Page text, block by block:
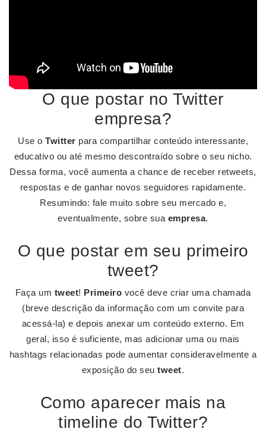
O que postar no Twitter
empresa?
Use o Twitter para compartilhar conteúdo interessante,
educativo ou até mesmo descontraído sobre o seu nicho.
Dessa forma, você aumenta a chance de receber retweets,
respostas e de ganhar novos seguidores rapidamente.
Resumindo: fale muito sobre seu mercado e,
eventualmente, sobre sua empresa.
O que postar em seu primeiro
tweet?
Faça um tweet! Primeiro você deve criar uma chamada
(breve descrição da informação com um convite para
acessá-la) e depois anexar um conteúdo externo. Em
geral, isso é suficiente, mas adicionar uma ou mais
hashtags relacionadas pode aumentar consideravelmente a
exposição do seutweet.
Como aparecer mais na
timeline do Twitter?